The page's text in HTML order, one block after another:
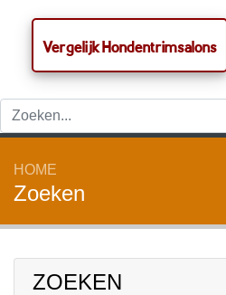
Vergelijk Hondentrimsalons
HOME
Zoeken
ZOEKEN